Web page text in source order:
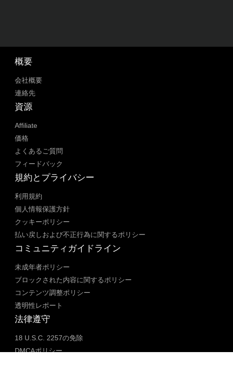
概要
会社概要
連絡先
資源
Affiliate
価格
よくあるご質問
フィードバック
規約とプライバシー
利用規約
個人情報保護方針
クッキーポリシー
払い戻しおよび不正行為に関するポリシー
コミュニティガイドライン
未成年者ポリシー
ブロックされた内容に関するポリシー
コンテンツ調整ポリシー
透明性レポート
法律遵守
18 U.S.C. 2257の免除
DMCAポリシー